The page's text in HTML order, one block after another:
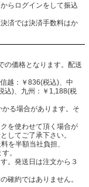
らログインをして振込
済では決済手数料はか
の価格となります。配送
越：￥836(税込)、中
込)、九州：￥1,188(税
る場合があります。そ
を使わせて頂く場合が
してご了承下さい。
を半額当社負担、
。
。発送日は注文から３
確約ではありません。